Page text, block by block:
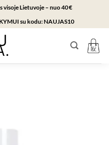
Lietuvoje – nuo 40 €
su kodu:NAUJAS10